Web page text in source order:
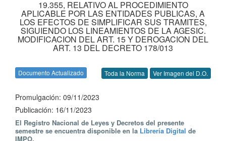
19.355, RELATIVO AL PROCEDIMIENTO
APLICABLE POR LAS ENTIDADES PUBLICAS, A
LOS EFECTOS DE SIMPLIFICAR SUS TRAMITES,
SIGUIENDO LOS LINEAMIENTOS DE LA AGESIC.
MODIFICACION DEL ART. 15 Y DEROGACION DEL
ART. 13 DEL DECRETO 178/013
Documento Actualizado Toda la Norma Ver Imagen del D.O.
Promulgación: 09/11/2023
Publicación: 16/11/2023
El Registro Nacional de Leyes y Decretos del presente
semestre se encuentra disponible en la Librería Digital de
IMPO.